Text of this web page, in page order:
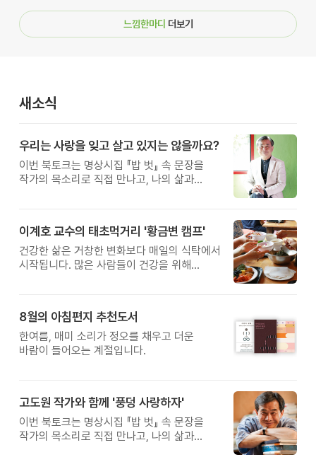
느낌한마디 더보기
새소식
우리는 사랑을 잊고 살고 있지는 않을까요?
이번 북토크는 명상시집 『밥 벗』 속 문장을
작가의 목소리로 직접 만나고, 나의 삶과
위한 시간을 선물해 보세요.
이계호 교수의 태초먹거리 '황금변 캠프'
건강한 삶은 거창한 변화보다 매일의 식탁에서
시작됩니다. 많은 사람들이 건강을 위해
받은 이계호 교수와 함께하는 태초먹거리
황금변 캠프
8월의 아침편지 추천도서
한여름, 매미 소리가 정오를 채우고 더운
바람이 들어오는 계절입니다.
고도원 작가와 함께 '풍덩 사랑하자'
이번 북토크는 명상시집 『밥 벗』 속 문장을
작가의 목소리로 직접 만나고, 나의 삶과